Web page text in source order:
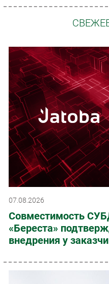
07.08.2026
Совместимость
«Береста»
внедрения у